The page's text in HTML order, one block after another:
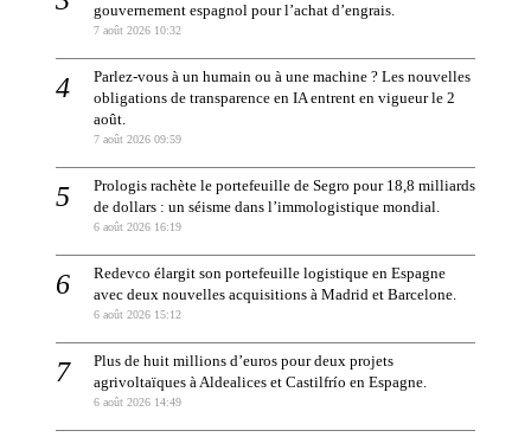
gouvernement espagnol pour l’achat d’engrais.
7 août 2026 10:32
Parlez-vous à un humain ou à une machine ? Les nouvelles
obligations de transparence en IA entrent en vigueur le 2
août.
7 août 2026 09:59
Prologis rachète le portefeuille de Segro pour 18,8 milliards
de dollars : un séisme dans l’immologistique mondial.
6 août 2026 16:19
Redevco élargit son portefeuille logistique en Espagne
avec deux nouvelles acquisitions à Madrid et Barcelone.
6 août 2026 15:12
Plus de huit millions d’euros pour deux projets
agrivoltaïques à Aldealices et Castilfrío en Espagne.
6 août 2026 14:49